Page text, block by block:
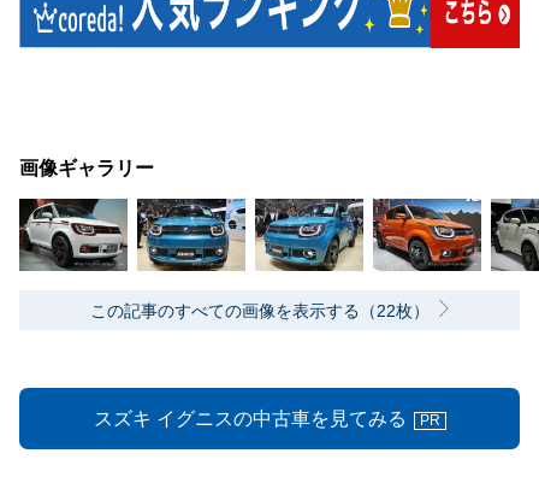
画像ギャラリー
この記事のすべての画像を表示する（22枚）
スズキ イグニスの中古車を見てみる PR